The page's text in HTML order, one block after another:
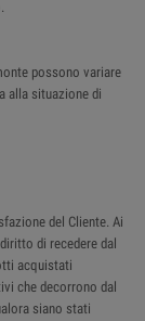
possono variare
alla situazione di
del Cliente. Ai
di recedere dal
acquistati
che decorrono dal
siano stati